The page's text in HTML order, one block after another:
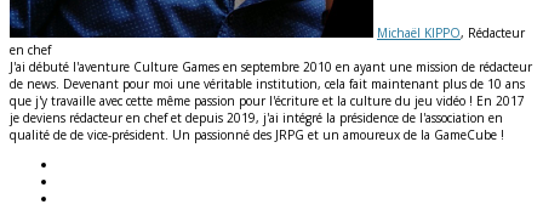
Michaël KIPPO, Rédacteur
en chef
J'ai débuté l'aventure Culture Games en septembre 2010 en ayant une mission de rédacteur
de news. Devenant pour moi une véritable institution, cela fait maintenant plus de 10 ans
que j'y travaille avec cette même passion pour l'écriture et la culture du jeu vidéo ! En 2017
je deviens rédacteur en chef et depuis 2019, j'ai intégré la présidence de l'association en
qualité de de vice-président. Un passionné des JRPG et un amoureux de la GameCube !